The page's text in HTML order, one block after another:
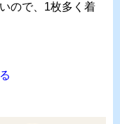
ので、1枚多く着